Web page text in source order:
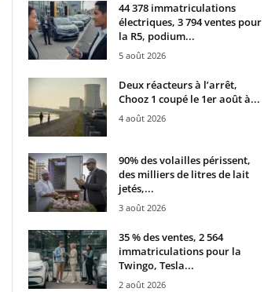
44 378 immatriculations
électriques, 3 794 ventes pour
la R5, podium...
5 août 2026
Deux réacteurs à l’arrêt,
Chooz 1 coupé le 1er août à...
4 août 2026
90% des volailles périssent,
des milliers de litres de lait
jetés,...
3 août 2026
35 % des ventes, 2 564
immatriculations pour la
Twingo, Tesla...
2 août 2026